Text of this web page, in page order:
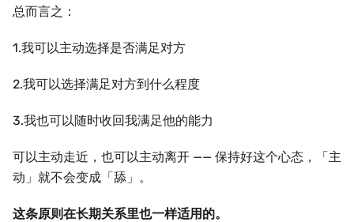
总而言之：
1.我可以主动选择是否满足对方
2.我可以选择满足对方到什么程度
3.我也可以随时收回我满足他的能力
可以主动走近，也可以主动离开 —— 保持好这个心态，「主
动」就不会变成「舔」。
这条原则在长期关系里也一样适用的。